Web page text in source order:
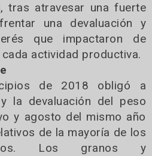
tras atravesar una fuerte
una devaluación y
que impactaron de
actividad productiva.
de 2018 obligó a
la devaluación del peso
y agosto del mismo año
de la mayoría de los
Los granos y